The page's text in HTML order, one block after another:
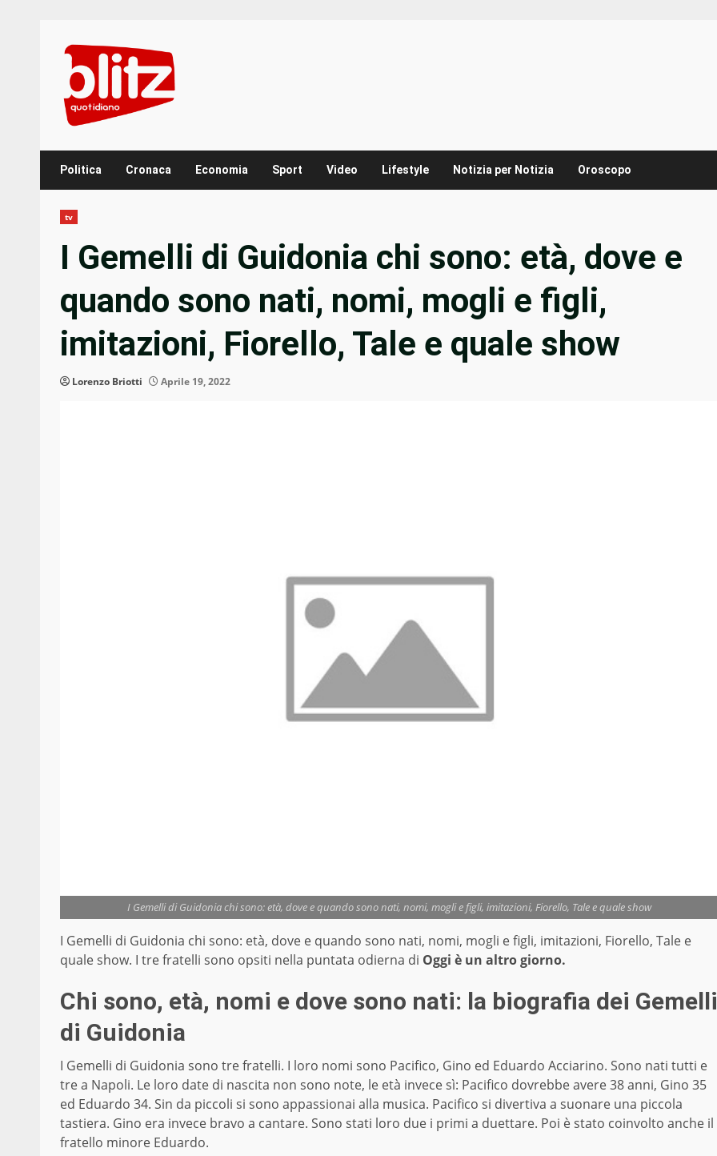
content
Politica Cronaca Economia Sport Video Lifestyle Notizia per Notizia Oroscopo
tv
I Gemelli di Guidonia chi sono: età, dove e
quando sono nati, nomi, mogli e figli,
imitazioni, Fiorello, Tale e quale show
Lorenzo Briotti Aprile 19, 2022
I Gemelli di Guidonia chi sono: età, dove e quando sono nati, nomi, mogli e figli, imitazioni, Fiorello, Tale e quale show
I Gemelli di Guidonia chi sono: età, dove e quando sono nati, nomi, mogli e figli, imitazioni, Fiorello, Tale e
quale show. I tre fratelli sono opsiti nella puntata odierna di Oggi è un altro giorno.
Chi sono, età, nomi e dove sono nati: la biografia dei Gemelli
di Guidonia
I Gemelli di Guidonia sono tre fratelli. I loro nomi sono Pacifico, Gino ed Eduardo Acciarino. Sono nati tutti e
tre a Napoli. Le loro date di nascita non sono note, le età invece sì: Pacifico dovrebbe avere 38 anni, Gino 35
ed Eduardo 34. Sin da piccoli si sono appassionai alla musica. Pacifico si divertiva a suonare una piccola
tastiera. Gino era invece bravo a cantare. Sono stati loro due i primi a duettare. Poi è stato coinvolto anche il
fratello minore Eduardo.